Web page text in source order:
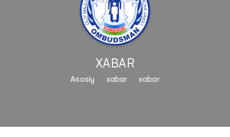
XABAR
Asosiy xabar xabar